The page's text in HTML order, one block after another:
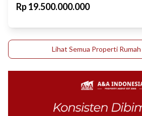
Rp19.500.000.000
Lihat Semua Properti Rumah